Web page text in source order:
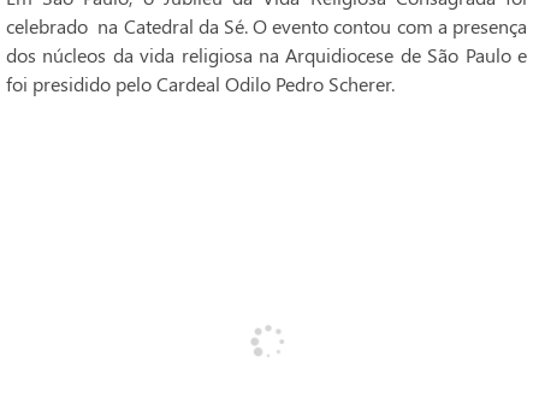
celebrado na Catedral da Sé. O evento contou com a presença
dos núcleos da vida religiosa na Arquidiocese de São Paulo e
foi presidido pelo Cardeal Odilo Pedro Scherer.